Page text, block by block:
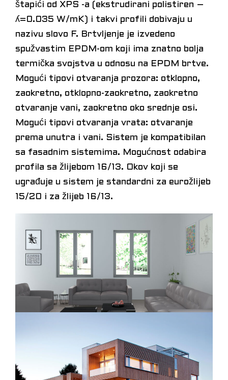
štapići od XPS -a (ekstrudirani polistiren –
ʎ=0.035 W/mK) i takvi profili dobivaju u
nazivu slovo F. Brtvljenje je izvedeno
spužvastim EPDM-om koji ima znatno bolja
termička svojstva u odnosu na EPDM brtve.
Mogući tipovi otvaranja prozora: otklopno,
zaokretno, otklopno-zaokretno, zaokretno
otvaranje vani, zaokretno oko srednje osi.
Mogući tipovi otvaranja vrata: otvaranje
prema unutra i vani. Sistem je kompatibilan
sa fasadnim sistemima. Mogućnost odabira
profila sa žlijebom 16/13. Okov koji se
ugrađuje u sistem je standardni za eurožlijeb
15/20 i za žlijeb 16/13.